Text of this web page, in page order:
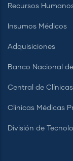
Recursos
Insumos Médicos
Adquisiciones
Banco Nacional
Central de
Clínicas Médicas
División de